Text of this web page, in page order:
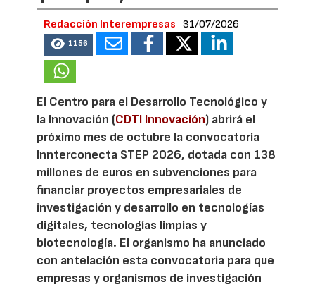
Redacción Interempresas 31/07/2026
1156
El Centro para el Desarrollo Tecnológico y
la Innovación (CDTI Innovación) abrirá el
próximo mes de octubre la convocatoria
Innterconecta STEP 2026, dotada con 138
millones de euros en subvenciones para
financiar proyectos empresariales de
investigación y desarrollo en tecnologías
digitales, tecnologías limpias y
biotecnología. El organismo ha anunciado
con antelación esta convocatoria para que
empresas y organismos de investigación